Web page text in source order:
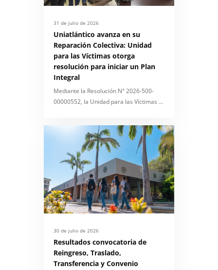
31 de julio de 2026
Uniatlántico avanza en su
Reparación Colectiva: Unidad
para las Víctimas otorga
resolución para iniciar un Plan
Integral
Mediante la Resolución N° 2026-500-
00000552, la Unidad para las Víctimas …
30 de julio de 2026
Resultados convocatoria de
Reingreso, Traslado,
Transferencia y Convenio